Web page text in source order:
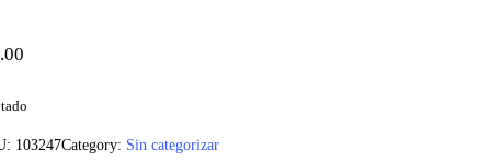
103247Category: Sin categorizar